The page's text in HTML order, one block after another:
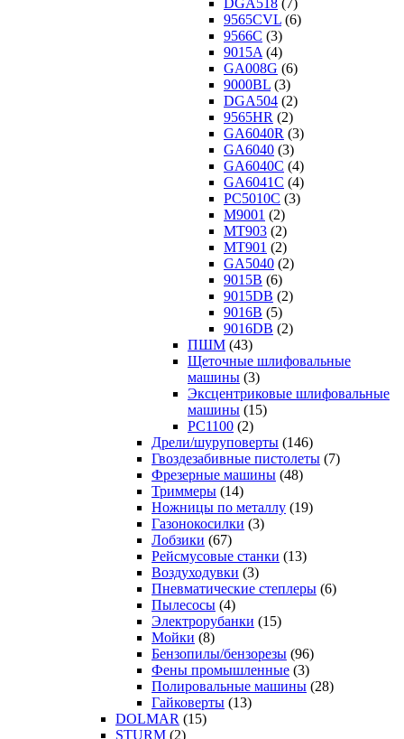
DGA518 (7)
9565CVL (6)
9566C (3)
9015A (4)
GA008G (6)
9000BL (3)
DGA504 (2)
9565HR (2)
GA6040R (3)
GA6040 (3)
GA6040C (4)
GA6041C (4)
PC5010C (3)
M9001 (2)
MT903 (2)
MT901 (2)
GA5040 (2)
9015B (6)
9015DB (2)
9016B (5)
9016DB (2)
ПШМ (43)
Щеточные шлифовальные
машины (3)
Эксцентриковые шлифовальные
машины (15)
PC1100 (2)
Дрели/шуруповерты (146)
Гвоздезабивные пистолеты (7)
Фрезерные машины (48)
Триммеры (14)
Ножницы по металлу (19)
Газонокосилки (3)
Лобзики (67)
Рейсмусовые станки (13)
Воздуходувки (3)
Пневматические степлеры (6)
Пылесосы (4)
Электрорубанки (15)
Мойки (8)
Бензопилы/бензорезы (96)
Фены промышленные (3)
Полировальные машины (28)
Гайковерты (13)
DOLMAR (15)
STURM (2)